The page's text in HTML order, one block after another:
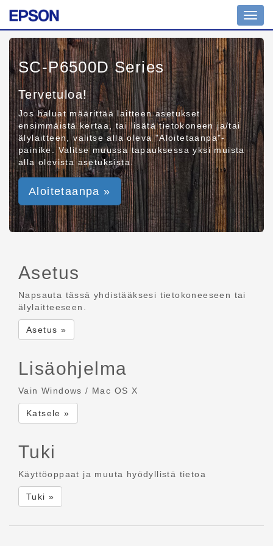
SC-P6500D Series
Tervetuloa!
Jos haluat määrittää laitteen asetukset
ensimmäistä kertaa, tai lisätä tietokoneen ja/tai
älylaitteen, valitse alla oleva "Aloitetaanpa"-
painike. Valitse muussa tapauksessa yksi muista
alla olevista asetuksista.
Aloitetaanpa »
Asetus
Napsauta tässä yhdistääksesi tietokoneeseen tai
älylaitteeseen.
Asetus »
Lisäohjelma
Vain Windows / Mac OS X
Katsele »
Tuki
Käyttöoppaat ja muuta hyödyllistä tietoa
Tuki »